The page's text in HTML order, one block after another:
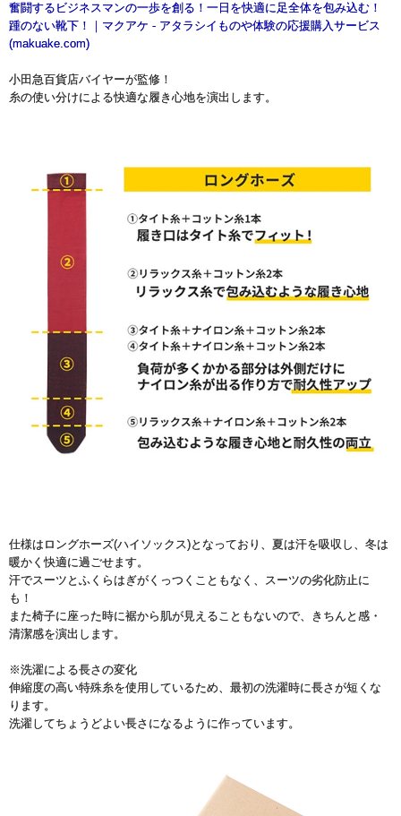
奮闘するビジネスマンの一歩を創る！一日を快適に足全体を包み込む！
踵のない靴下！｜マクアケ - アタラシイものや体験の応援購入サービス
(makuake.com)
小田急百貨店バイヤーが監修！
糸の使い分けによる快適な履き心地を演出します。
仕様はロングホーズ(ハイソックス)となっており、夏は汗を吸収し、冬は
暖かく快適に過ごせます。
汗でスーツとふくらはぎがくっつくこともなく、スーツの劣化防止に
も！
また椅子に座った時に裾から肌が見えることもないので、きちんと感・
清潔感を演出します。
※洗濯による長さの変化
伸縮度の高い特殊糸を使用しているため、最初の洗濯時に長さが短くな
ります。
洗濯してちょうどよい長さになるように作っています。